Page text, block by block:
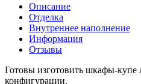
Описание
Отделка
Внутреннее наполнение
Информация
Отзывы
Готовы изготовить шкафы-купе
конфигурации.